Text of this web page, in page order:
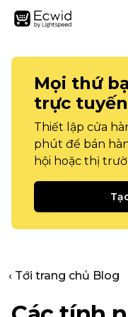
Mọi thứ
trực tuyến
Thiết lập cửa
phút để bán
hội hoặc thị
‹ Tới trang chủ Blog